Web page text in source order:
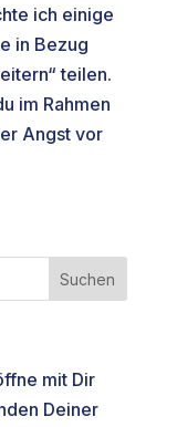
ich einige
in Bezug
teilen.
im Rahmen
Angst vor
mit Dir
Deiner